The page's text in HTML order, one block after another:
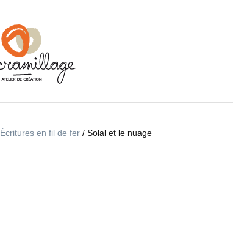
Écritures en fil de fer / Solal et le nuage